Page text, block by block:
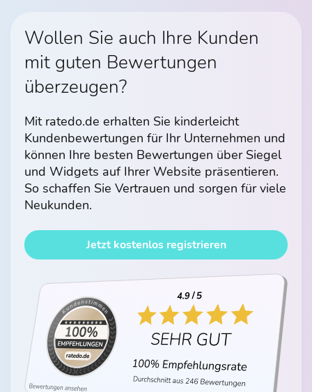
Wollen Sie auch Ihre Kunden
mit guten Bewertungen
überzeugen?
Mit ratedo.de erhalten Sie kinderleicht
Kundenbewertungen für Ihr Unternehmen und
können Ihre besten Bewertungen über Siegel
und Widgets auf Ihrer Website präsentieren.
So schaffen Sie Vertrauen und sorgen für viele
Neukunden.
Jetzt kostenlos registrieren